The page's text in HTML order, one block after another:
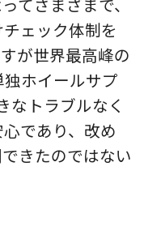
ェック体制を
が世界最高峰の
ホイールサプ
なトラブルなく
であり、改め
きたのではない